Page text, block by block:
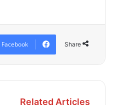
Share
Facebook
Related Articles